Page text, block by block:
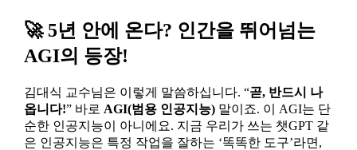
🚀 5년 안에 온다? 인간을 뛰어넘는
AGI의 등장!
김대식 교수님은 이렇게 말씀하십니다. “곧, 반드시 나
옵니다!” 바로 AGI(범용 인공지능) 말이죠. 이 AGI는 단
순한 인공지능이 아니에요. 지금 우리가 쓰는 챗GPT 같
은 인공지능은 특정 작업을 잘하는 ‘똑똑한 도구’라면,